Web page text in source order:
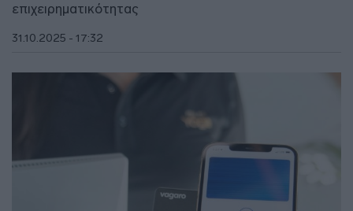
επιχειρηματικότητας
31.10.2025 - 17:32